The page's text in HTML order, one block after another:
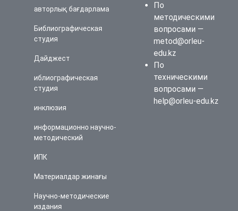
авторлық бағдарлама
Библиографическая
студия
Дайджест
иблиографическая
студия
инклюзия
информационно научно-
методический
ИПК
Материалдар жинағы
Научно-методические
издания
По
методическими
вопросами —
metod@orleu-
edu.kz
По
техническими
вопросами —
help@orleu-edu.kz